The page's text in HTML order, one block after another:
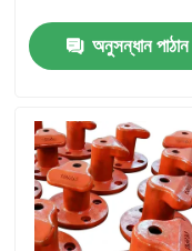
পণ্য
অনুসন্ধান পাঠান